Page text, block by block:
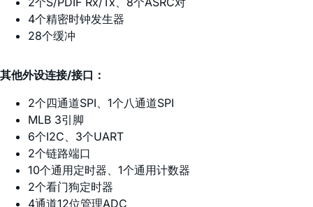
4个精密时钟发生器
28个缓冲
其他外设连接/接口：
2个四通道SPI、1个八通道SPI
MLB 3引脚
6个I2C、3个UART
2个链路端口
10个通用定时器、1个通用计数器
2个看门狗定时器
4通道12位管理ADC